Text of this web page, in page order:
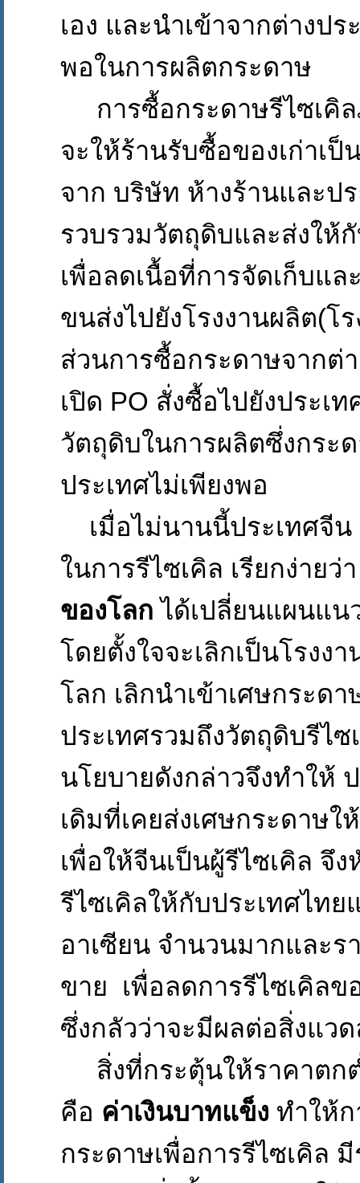
เอง และนำเข้าจากต่างปร
พอในการผลิตกระดาษ
การซื้อกระดาษรีไซเคิล
จะให้ร้านรับซื้อของเก่าเป็
จาก บริษัท ห้างร้านและป
รวบรวมวัตถุดิบและส่งให้
เพื่อลดเนื้อที่การจัดเก็บแล
ขนส่งไปยังโรงงานผลิต(โ
ส่วนการซื้อกระดาษจากต่
เปิด PO สั่งซื้อไปยังประเ
วัตถุดิบในการผลิตซึ่งกระ
ประเทศไม่เพียงพอ
เมื่อไม่นานนี้ประเทศจีน
ในการรีไซเคิล เรียกง่ายว่
ของโลก ได้เปลี่ยนแผนแน
โดยตั้งใจจะเลิกเป็นโรงง
โลก เลิกนำเข้าเศษกระดา
ประเทศรวมถึงวัตถุดิบรีไ
นโยบายดังกล่าวจึงทำให้
เดิมที่เคยส่งเศษกระดาษใ
เพื่อให้จีนเป็นผู้รีไซเคิล จึ
รีไซเคิลให้กับประเทศไทย
อาเซียน จำนวนมากและร
ขาย เพื่อลดการรีไซเคิลข
ซึ่งกลัวว่าจะมีผลต่อสิ่งแว
สิ่งที่กระตุ้นให้ราคาตก
คือ ค่าเงินบาทแข็ง ทำให้ก
กระดาษเพื่อการรีไซเคิล